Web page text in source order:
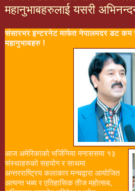
महानुभाबहरुलाई यसरी
संसारभर इन्टरनेट मार्फत नेपालमदर डट कम
महानुभाबहरु !
आज अमेरिकाको भर्जिनिया मनाससमा १३
संस्थाहरुको सहयोग र साथमा
अन्तरराष्ट्रिय कलाकार मन्चद्वारा आयोजित
अत्यन्त भब्य र एतिहासिक तीज महोत्सब,